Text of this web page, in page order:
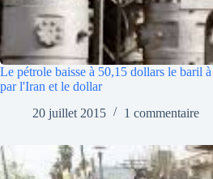
Le pétrole baisse à 50,15 dollars le baril
par l'Iran et le dollar
20 juillet 2015
1 commentaire